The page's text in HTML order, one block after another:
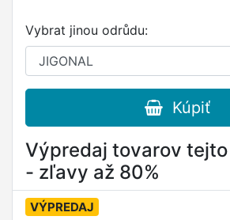
Vybrat jinou odrůdu:
Kúpiť
Výpredaj tovarov
- zľavy až 80%
VÝPREDAJ